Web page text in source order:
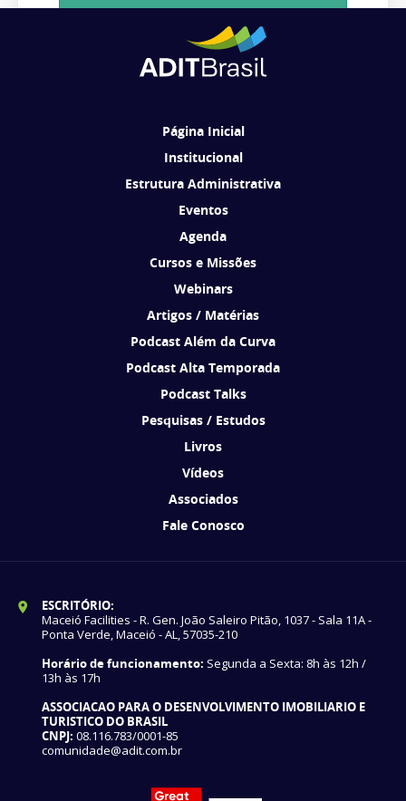
Ao se cadastrar, você concorda em receber comunicações da ADIT
Página Inicial
Institucional
Estrutura Administrativa
Eventos
Agenda
Cursos e Missões
Webinars
Artigos / Matérias
Podcast Além da Curva
Podcast Alta Temporada
Podcast Talks
Pesquisas / Estudos
Livros
Vídeos
Associados
Fale Conosco
ESCRITÓRIO:
Maceió Facilities - R. Gen. João Saleiro Pitão, 1037 - Sala 11A -
Ponta Verde, Maceió - AL, 57035-210
Horário de funcionamento: Segunda a Sexta: 8h às 12h /
13h às 17h
ASSOCIACAO PARA O DESENVOLVIMENTO IMOBILIARIO E
TURISTICO DO BRASIL
CNPJ: 08.116.783/0001-85
comunidade@adit.com.br